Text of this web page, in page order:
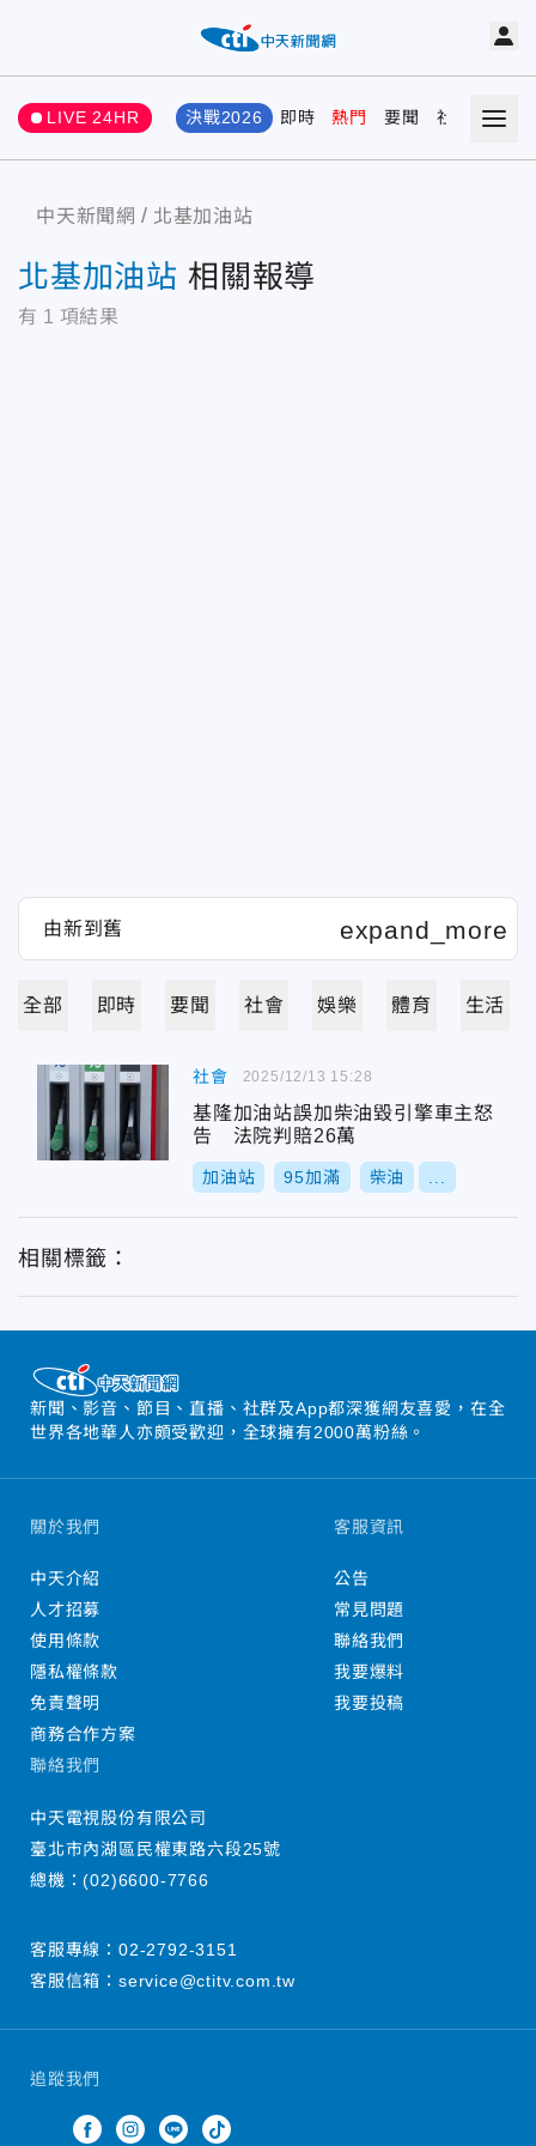
LIVE 24HR 決戰2026 即時 熱門 要聞 社會 娛樂
中天新聞網 北基加油站
北基加油站 相關報導
有 1 項結果
全部 即時 要聞 社會 娛樂 體育 生活
社會
基隆加油站誤加柴油毀引擎車主怒
告 法院判賠26萬
加油站 95加滿 柴油
2025/12/13 15:28
相關標籤：
新聞、影音、節目、直播、社群及App都深獲網友喜愛，在全
世界各地華人亦頗受歡迎，全球擁有2000萬粉絲。
追蹤我們
關於我們
中天介紹
人才招募
使用條款
隱私權條款
免責聲明
商務合作方案
客服資訊
公告
常見問題
聯絡我們
我要爆料
我要投稿
聯絡我們
中天電視股份有限公司
臺北市內湖區民權東路六段25號
總機：(02)6600-7766
客服專線： 02-2792-3151
客服信箱： service@ctitv.com.tw